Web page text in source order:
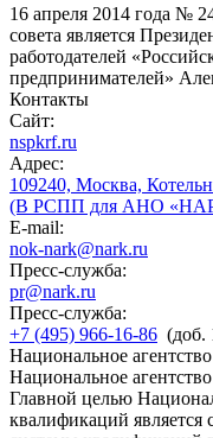
16 апреля 2014 года №
совета является
работодателей
предпринимателей»
Контакты
Сайт:
nspkrf.ru
Адрес:
109240, Москва,
(В РСПП для АНО
E-mail:
nok-nark@nark.ru
Пресс-служба:
pr@nark.ru
Пресс-служба:
+7 (495) 966-16-86 (доб.
Национальное агентство
Национальное
Главной целью
квалификаций является